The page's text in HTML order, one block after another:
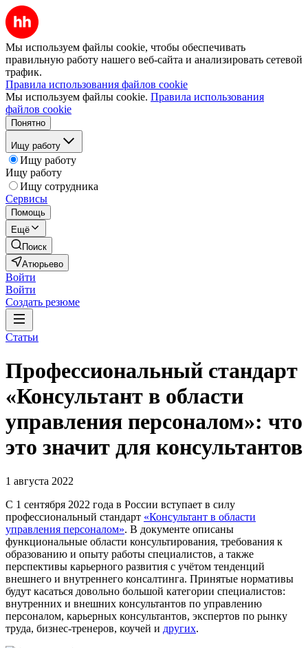
Мы используем файлы cookie, чтобы обеспечивать
правильную работу нашего веб-сайта и анализировать сетевой
трафик.
Правила использования файлов cookie
Мы используем файлы cookie. Правила использования
файлов cookie
Понятно
Ищу работу
Ищу работу
Ищу работу
Ищу сотрудника
Сервисы
Помощь
Ещё
Поиск
Атюрьево
Войти
Войти
Создать резюме
Статьи
Профессиональный стандарт
«Консультант в области
управления персоналом»: что
это значит для консультантов
1 августа 2022
С 1 сентября 2022 года в России вступает в силу
профессиональный стандарт «Консультант в области
управления персоналом». В документе описаны
функциональные области консультирования, требования к
образованию и опыту работы специалистов, а также
перспективы карьерного развития с учётом тенденций
внешнего и внутреннего консалтинга. Принятые нормативы
будут касаться довольно большой категории специалистов:
внутренних и внешних консультантов по управлению
персоналом, карьерных консультантов, экспертов по рынку
труда, бизнес-тренеров, коучей и других.